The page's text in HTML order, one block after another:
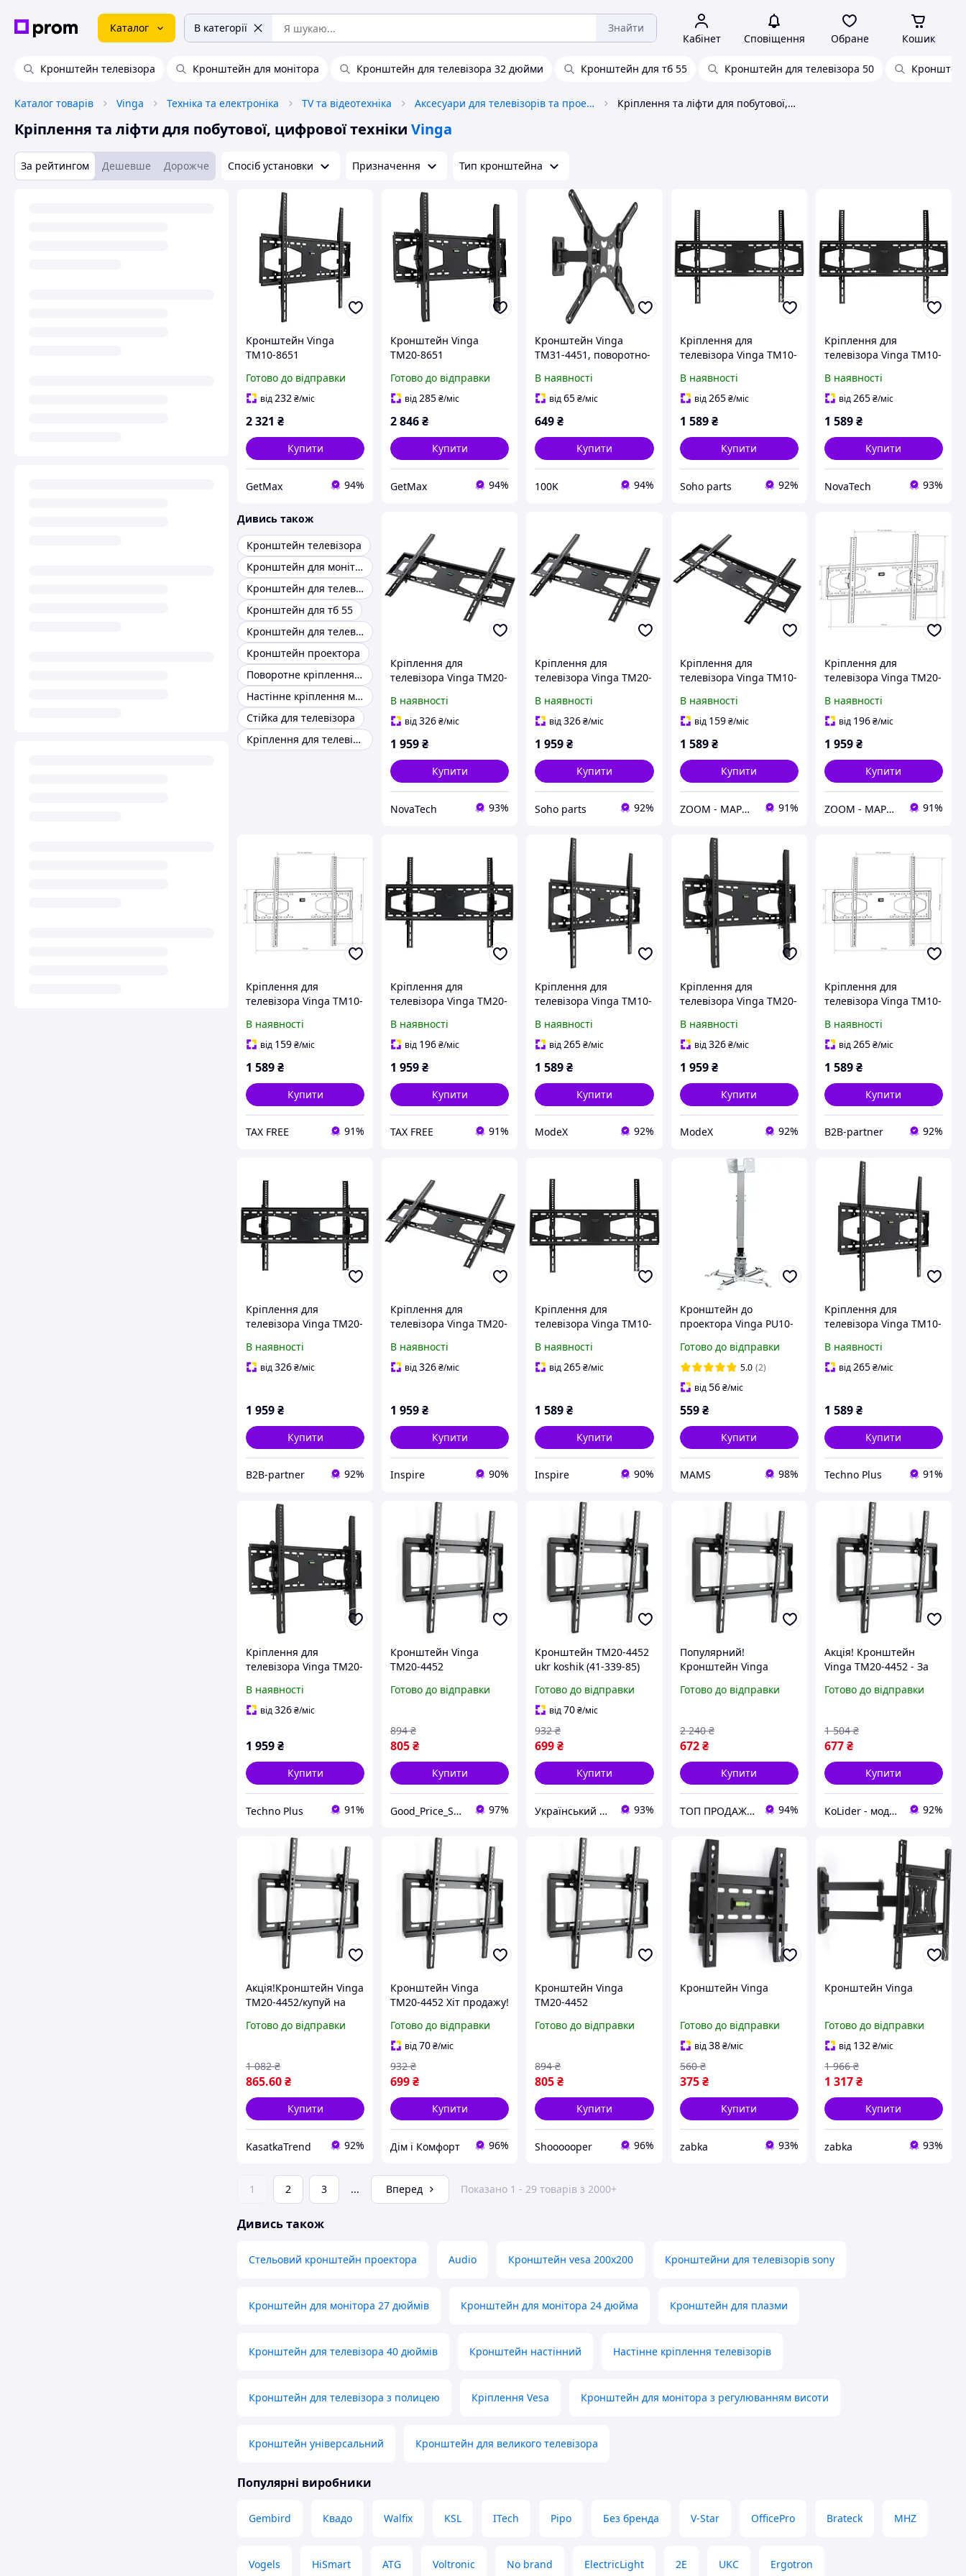
Каталог В категорії Знайти
Кабінет Сповіщення Обране Кошик
Кронштейн телевізора Кронштейн для монітора Кронштейн для телевізора 32 дюйми Кронштейн для тб 55 Кронштейн для телевізора 50
Каталог товарів Vinga Техніка та електроніка TV та відеотехніка Аксесуари для телевізорів та проекторів Кріплення та ліфти для побутової, цифрової техніки Vinga
Кріплення та ліфти для побутової, цифрової техніки Vinga
За рейтингом Дешевше Дорожче Спосіб установки Призначення Тип кронштейна
Кронштейн Vinga
TM10-8651
Готово до відправки
від232₴/міс
2 321 ₴
Купити
GetMax 94%
Кронштейн Vinga
TM20-8651
Готово до відправки
від285₴/міс
2 846₴
Купити
GetMax 94%
Кронштейн Vinga
TM31-4451, поворотно-
телевізорів 23" - 55",
максимальне
В наявності
від65₴/міс
649₴
Купити
100K 94%
Кріплення для
телевізора Vinga TM10-
В наявності
від265 ₴/міс
1 589 ₴
Купити
Soho parts 92%
Кріплення для
телевізора Vinga TM10-
В наявності
від265₴/міс
1 589₴
Купити
NovaTech 93%
Дивись також
Кронштейн телевізора
Кронштейн для монітора
Кронштейн для телевізора 32 дюйми
Кронштейн для тб 55
Кронштейн для телевізора 50
Кронштейн проектора
Поворотне кріплення для телевізора телевізорів
Настінне кріплення монітора
Стійка для телевізора
Кріплення для телевізора на стіну
Кріплення для
телевізора Vinga TM20-
В наявності
від326₴/міс
1 959₴
Купити
NovaTech 93%
Кріплення для
телевізора Vinga TM20-
В наявності
від326₴/міс
1 959₴
Купити
Soho parts 92%
Кріплення для
телевізора Vinga TM10-
В наявності
від 159 ₴/міс
1 589 ₴
Купити
ZOOM - МАРКЕТ ЦИФРОВОЇ ТЕХНІКИ 91%
Кріплення для
телевізора Vinga TM20-
В наявності
від 196₴/міс
1 959₴
Купити
ZOOM - МАРКЕТ ЦИФРОВОЇ ТЕХНІКИ 91%
Кріплення для
телевізора Vinga TM10-
В наявності
від 159₴/міс
1 589₴
Купити
TAX FREE 91%
Кріплення для
телевізора Vinga TM20-
В наявності
від 196₴/міс
1 959₴
Купити
TAX FREE 91%
Кріплення для
телевізора Vinga TM10-
В наявності
від265₴/міс
1 589₴
Купити
ModeX 92%
Кріплення для
телевізора Vinga TM20-
В наявності
від326 ₴/міс
1 959 ₴
Купити
ModeX 92%
Кріплення для
телевізора Vinga TM10-
В наявності
від 265₴/міс
1 589₴
Купити
B2B-partner 92%
Кріплення для
телевізора Vinga TM20-
В наявності
від326₴/міс
1 959₴
Купити
B2B-partner 92%
Кріплення для
телевізора Vinga TM20-
В наявності
від326₴/міс
1 959₴
Купити
Inspire 90%
Кріплення для
телевізора Vinga TM10-
В наявності
від265₴/міс
1 589₴
Купити
Inspire 90%
Кронштейн до
проектора Vinga PU10-
Готово до відправки
5.0 (2)
від56 ₴/міс
559 ₴
Купити
MAMS 98%
Кріплення для
телевізора Vinga TM10-
В наявності
від265₴/міс
1 589₴
Купити
Techno Plus 91%
Кріплення для
телевізора Vinga TM20-
В наявності
від326₴/міс
1 959₴
Купити
Techno Plus 91%
Кронштейн Vinga
TM20-4452
Готово до відправки
805₴
894 ₴
Купити
Good_Price_Shop 97%
Кронштейн TM20-4452
ukr koshik (41-339-85)
Готово до відправки
від70₴/міс
699₴
932 ₴
Купити
Український Кошик 93%
Популярний!
Кронштейн Vinga
якість тільки на
Готово до відправки
672 ₴
2 240 ₴
Купити
ТОП ПРОДАЖ | Інтернет-супермаркет «NUKLEON» 94%
Акція! Кронштейн
Vinga TM20-4452 - За
Готово до відправки
677₴
1 504 ₴
Купити
KoLider - модний магазин 92%
Акція!Кронштейн Vinga
TM20-4452/купуй на
Готово до відправки
865.60₴
1 082 ₴
Купити
KasatkaTrend 92%
Кронштейн Vinga
TM20-4452 Хіт продажу!
Готово до відправки
від70₴/міс
699₴
932 ₴
Купити
Дім і Комфорт 96%
Кронштейн Vinga
TM20-4452
Готово до відправки
805₴
894 ₴
Купити
Shoooooper 96%
Кронштейн Vinga
Готово до відправки
від38 ₴/міс
375 ₴
560 ₴
Купити
zabka 93%
Кронштейн Vinga
Готово до відправки
від 132₴/міс
1 317₴
1 966 ₴
Купити
zabka 93%
1 2 3 ... Вперед Показано 1 - 29 товарів з 2000+
Дивись також
Стельовий кронштейн проектора Audio Кронштейн vesa 200x200 Кронштейни для телевізорів sony
Кронштейн для монітора 27 дюймів Кронштейн для монітора 24 дюйма Кронштейн для плазми
Кронштейн для телевізора 40 дюймів Кронштейн настінний Настінне кріплення телевізорів
Кронштейн для телевізора з полицею Кріплення Vesa Кронштейн для монітора з регулюванням висоти
Кронштейн універсальний Кронштейн для великого телевізора
Популярні виробники
Gembird Квадо Walfix KSL ITech Pipo Без бренда V-Star OfficePro Brateck MHZ
Vogels HiSmart ATG Voltronic No brand ElectricLight 2E UKC Ergotron